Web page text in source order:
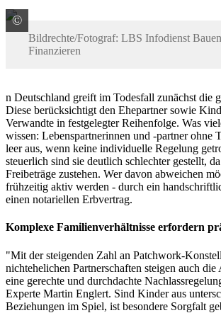
©
Bildrechte/Fotograf: LBS Infodienst
Finanzieren
n Deutschland greift im Todesfall zunächst die
Diese berücksichtigt den Ehepartner sowie
Verwandte in festgelegter Reihenfolge. Was
wissen: Lebenspartnerinnen und -partner ohne
leer aus, wenn keine individuelle Regelung
steuerlich sind sie deutlich schlechter gestellt,
Freibeträge zustehen. Wer davon abweichen
frühzeitig aktiv werden - durch ein
einen notariellen Erbvertrag.
Komplexe Familienverhältnisse erfordern
"Mit der steigenden Zahl an Patchwork-
nichtehelichen Partnerschaften steigen auch
eine gerechte und durchdachte
Experte Martin Englert. Sind Kinder aus
Beziehungen im Spiel, ist besondere Sorgfalt